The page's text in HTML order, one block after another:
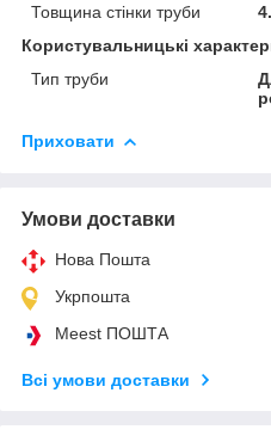
Товщина стінки труби
Користувальницькі
Тип труби
Приховати
Умови доставки
Нова Пошта
Укрпошта
Meest ПОШТА
Всі умови доставки